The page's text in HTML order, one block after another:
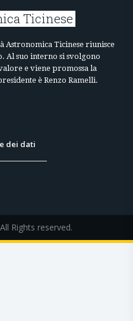
Ticinese
Astronomica Ticinese riunisce
Al suo interno si svolgono
e viene promossa la
è Renzo Ramelli.
dei dati
Rights reserved.